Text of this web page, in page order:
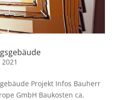
Projekt Infos Bauherr
GmbH Baukosten ca.